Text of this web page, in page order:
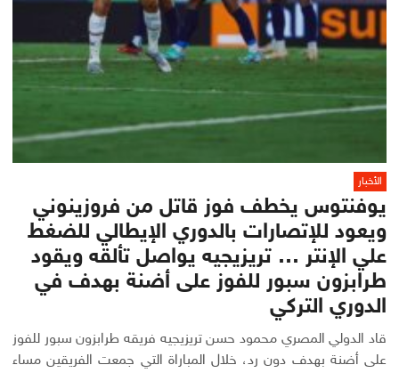
الأخبار
يوفنتوس يخطف فوز قاتل من فروزينوني
ويعود للإتصارات بالدوري الإيطالي للضغط
علي الإنتر … تريزيجيه يواصل تألقه ويقود
طرابزون سبور للفوز على أضنة بهدف في
الدوري التركي
قاد الدولي المصري محمود حسن تريزيجيه فريقه طرابزون سبور للفوز
على أضنة بهدف دون رد، خلال المباراة التي جمعت الفريقين مساء